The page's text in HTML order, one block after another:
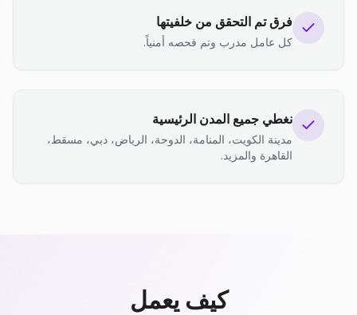
فرق تم التحقق من خلفيتها
كل عامل مدرب وتم فحصه أمنياً.
نغطي جميع المدن الرئيسية
مدينة الكويت، المنامة، الدوحة، الرياض، دبي، مسقط،
القاهرة والمزيد.
كيف يعمل